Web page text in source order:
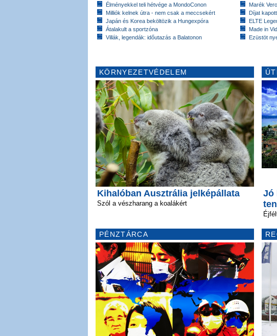
Élményekkel teli hétvége a MondoConon
Milliók kelnek útra - nem csak a meccsekért
Japán és Korea beköltözik a Hungexpóra
Átalakult a sportzóna
Villák, legendák: időutazás a Balatonon
Marék
Díjat
ELTE
Made in
Ezüstöt
KÖRNYEZETVÉDELEM
Kihalóban Ausztrália jelképállata
Szól a vészharang a koalákért
PÉNZTÁRCA
Jó